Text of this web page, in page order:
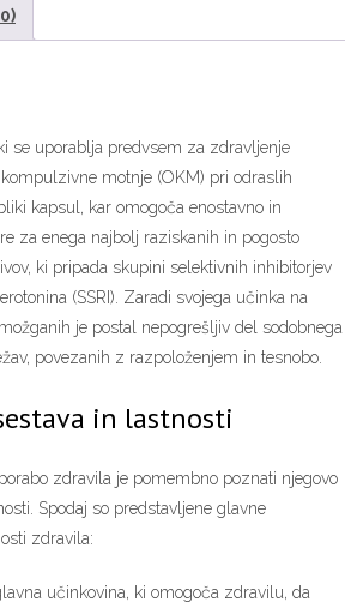
se uporablja predvsem za zdravljenje
motnje (OKM) pri odraslih
kapsul, kar omogoča enostavno in
za enega najbolj raziskanih in pogosto
ki pripada skupini selektivnih inhibitorjev
(SSRI). Zaradi svojega učinka na
je postal nepogrešljiv del sodobnega
povezanih z razpoloženjem in tesnobo.
in lastnosti
zdravila je pomembno poznati njegovo
Spodaj so predstavljene glavne
zdravila:
učinkovina, ki omogoča zdravilu, da